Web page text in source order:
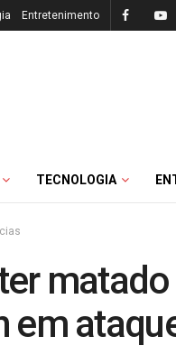
Entretenimento
TECNOLOGIA
em